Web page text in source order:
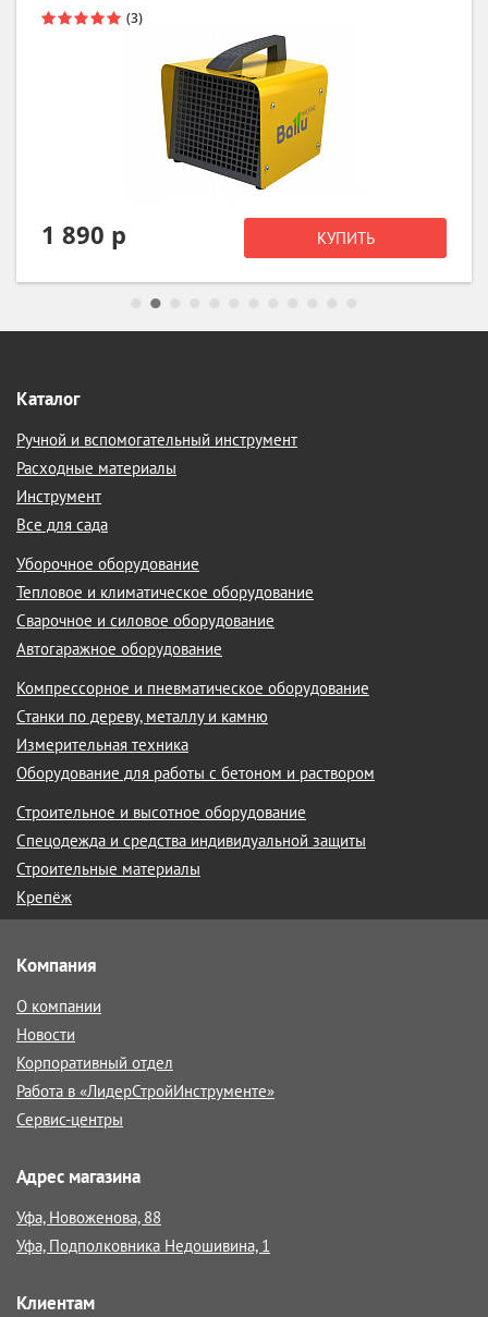
7 790 р КУПИТЬ
Каталог
Ручной и вспомогательный инструмент
Расходные материалы
Инструмент
Все для сада
Уборочное оборудование
Тепловое и климатическое оборудование
Сварочное и силовое оборудование
Автогаражное оборудование
Компрессорное и пневматическое оборудование
Станки по дереву, металлу и камню
Измерительная техника
Оборудование для работы с бетоном и раствором
Строительное и высотное оборудование
Спецодежда и средства индивидуальной защиты
Строительные материалы
Крепёж
Компания
О компании
Новости
Корпоративный отдел
Работа в «ЛидерСтройИнструменте»
Сервис-центры
Адрес магазина
Уфа, Новоженова, 88
Уфа, Подполковника Недошивина, 1
Клиентам